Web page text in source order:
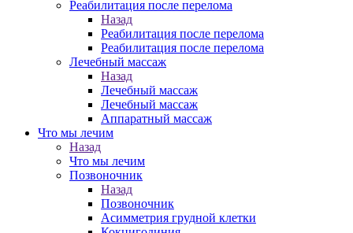
Реабилитация после перелома
Назад
Реабилитация после перелома
Реабилитация после перелома
Лечебный массаж
Назад
Лечебный массаж
Лечебный массаж
Аппаратный массаж
Что мы лечим
Назад
Что мы лечим
Позвоночник
Назад
Позвоночник
Асимметрия грудной клетки